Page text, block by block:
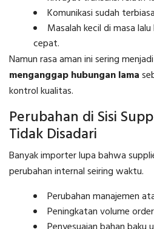
Komunikasi sudah
Masalah kecil di masa
cepat.
Namun rasa aman ini sering
menganggap hubungan lama
kontrol kualitas.
Perubahan di Sisi
Tidak Disadari
Banyak importer lupa bahwa
perubahan internal seiring waktu.
Perubahan manajemen
Peningkatan volume